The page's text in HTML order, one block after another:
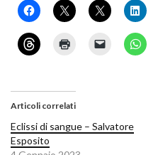
Articoli correlati
Eclissi di sangue – Salvatore
Esposito